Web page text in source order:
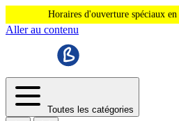
Horaires d'ouverture spéciaux en
Aller au contenu
Toutes les catégories